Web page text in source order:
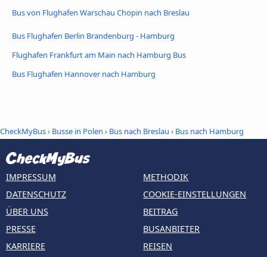
Bus von Flughafen Warschau Chopin nach Breslau
Bus Flughafen Berlin Brandenburg - Hamburg
Flughafen Frankfurt am Main nach Hamburg Bus
Bus Flughafen Hannover nach Hamburg
CheckMyBus› Busse in Polen › Bus nach Breslau › Bus nach Hamburg
IMPRESSUM
DATENSCHUTZ
ÜBER UNS
PRESSE
KARRIERE
METHODIK
COOKIE-EINSTELLUNGEN
BEITRAG
BUSANBIETER
REISEN